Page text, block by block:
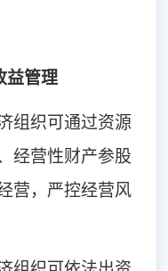
益管理
组织可通过资源
经营性财产参股
营，严控经营风